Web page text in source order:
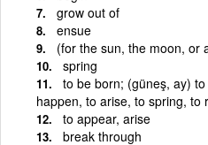
grow out of
ensue
(for the sun, the moon, or
spring
to be born; (güneş, ay)
happen, to arise, to spring, to
to appear, arise
break through